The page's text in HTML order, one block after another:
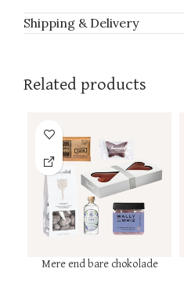
Shipping & Delivery
Related products
Mere end bare chokolade